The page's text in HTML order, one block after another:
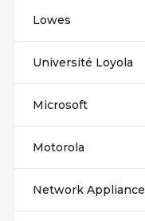
Lowes
Université Loyola
Microsoft
Motorola
Network Appliance